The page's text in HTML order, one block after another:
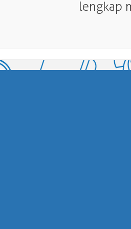
lengkap